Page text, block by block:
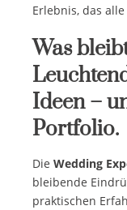
Erlebnis, das
Was
Ideen –
Portfolio.
Die Wedding
bleibende
praktischen